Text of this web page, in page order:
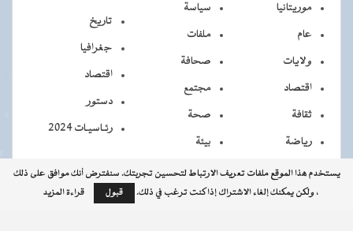
موريتانيا
عام
ولايات
اقتصاد
ثقافة
رياضة
سياسة
ملفات
صحافة
مجتمع
صحة
بيئة
تاريخ
جغرافيا
اقتصاد
دستور
رئـاسيـات 2024
يستخدم هذا الموقع ملفات تعريف الارتباط لتحسين تجربتك. سنفترض أنك موافق على ذلك
، ولكن يمكنك إلغاء الاشتراك إذا كنت ترغب في ذلك.
قبول قراءة المزيد